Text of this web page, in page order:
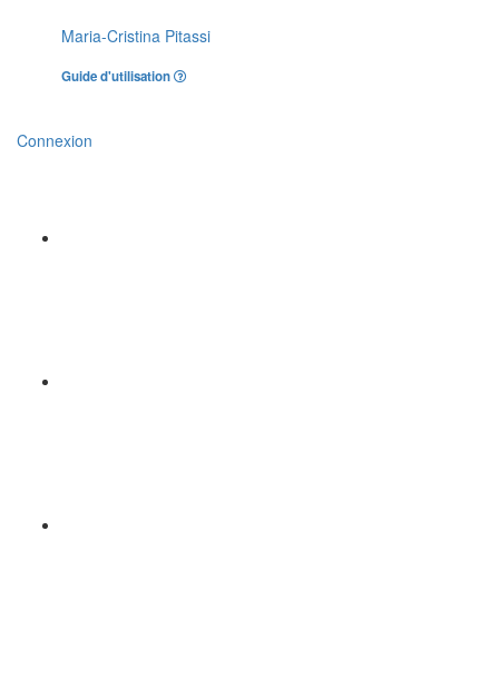
Maria-Cristina Pitassi
Guide d'utilisation
Connexion